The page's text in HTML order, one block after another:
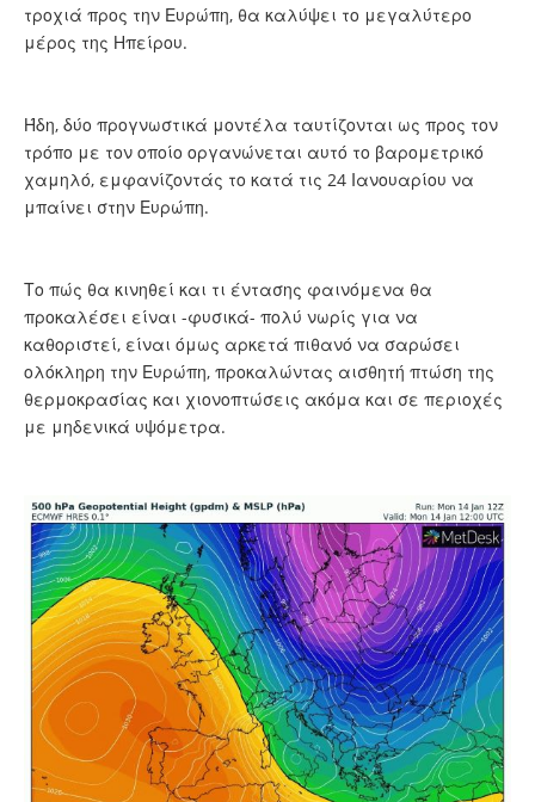
τροχιά προς την Ευρώπη, θα καλύψει το μεγαλύτερο
μέρος της Ηπείρου.
Ήδη, δύο προγνωστικά μοντέλα ταυτίζονται ως προς τον
τρόπο με τον οποίο οργανώνεται αυτό το βαρομετρικό
χαμηλό, εμφανίζοντάς το κατά τις 24 Ιανουαρίου να
μπαίνει στην Ευρώπη.
Το πώς θα κινηθεί και τι έντασης φαινόμενα θα
προκαλέσει είναι -φυσικά- πολύ νωρίς για να
καθοριστεί, είναι όμως αρκετά πιθανό να σαρώσει
ολόκληρη την Ευρώπη, προκαλώντας αισθητή πτώση της
θερμοκρασίας και χιονοπτώσεις ακόμα και σε περιοχές
με μηδενικά υψόμετρα.